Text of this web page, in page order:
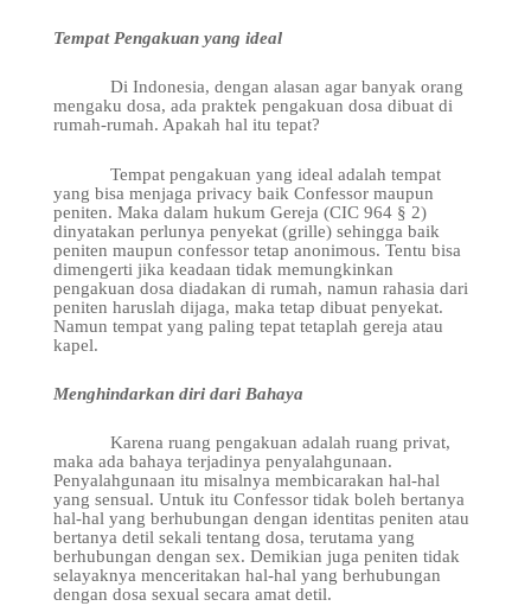
Tempat Pengakuan yang ideal
Di Indonesia, dengan alasan agar banyak orang
mengaku dosa, ada praktek pengakuan dosa dibuat di
rumah-rumah. Apakah hal itu tepat?
Tempat pengakuan yang ideal adalah tempat
yang bisa menjaga privacy baik Confessor maupun
peniten. Maka dalam hukum Gereja (CIC 964 § 2)
dinyatakan perlunya penyekat (grille) sehingga baik
peniten maupun confessor tetap anonimous. Tentu bisa
dimengerti jika keadaan tidak memungkinkan
pengakuan dosa diadakan di rumah, namun rahasia dari
peniten haruslah dijaga, maka tetap dibuat penyekat.
Namun tempat yang paling tepat tetaplah gereja atau
kapel.
Menghindarkan diri dari Bahaya
Karena ruang pengakuan adalah ruang privat,
maka ada bahaya terjadinya penyalahgunaan.
Penyalahgunaan itu misalnya membicarakan hal-hal
yang sensual. Untuk itu Confessor tidak boleh bertanya
hal-hal yang berhubungan dengan identitas peniten atau
bertanya detil sekali tentang dosa, terutama yang
berhubungan dengan sex. Demikian juga peniten tidak
selayaknya menceritakan hal-hal yang berhubungan
dengan dosa sexual secara amat detil.